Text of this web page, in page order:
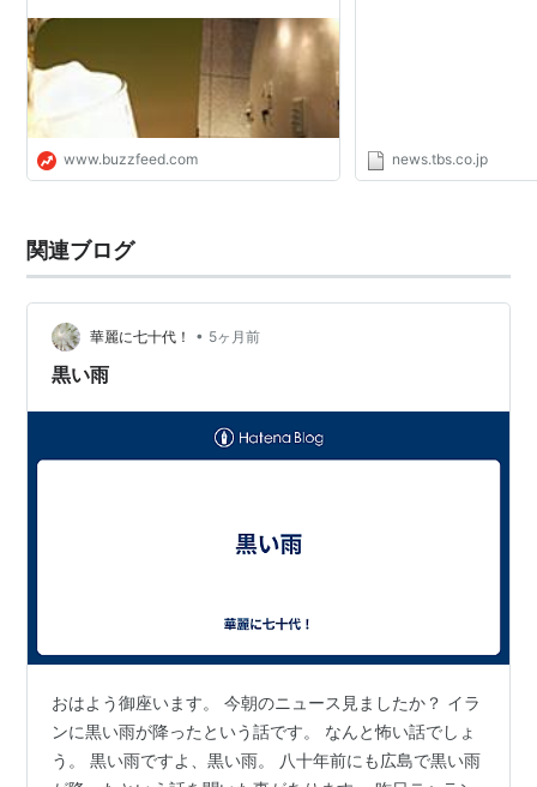
関連キーワード
映画作品タイトル
www.buzzfeed.com news.tbs.co.jp
関連ブログ
華麗に七十代！ • 5ヶ月前
黒い雨
おはよう御座います。 今朝のニュース見ましたか？ イラ
ンに黒い雨が降ったという話です。 なんと怖い話でしょ
う。 黒い雨ですよ、黒い雨。 八十年前にも広島で黒い雨